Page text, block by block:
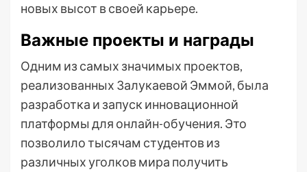
новых высот в своей карьере.
Важные проекты и награды
Одним из самых значимых проектов,
реализованных Залукаевой Эммой, была
разработка и запуск инновационной
платформы для онлайн-обучения. Это
позволило тысячам студентов из
различных уголков мира получить